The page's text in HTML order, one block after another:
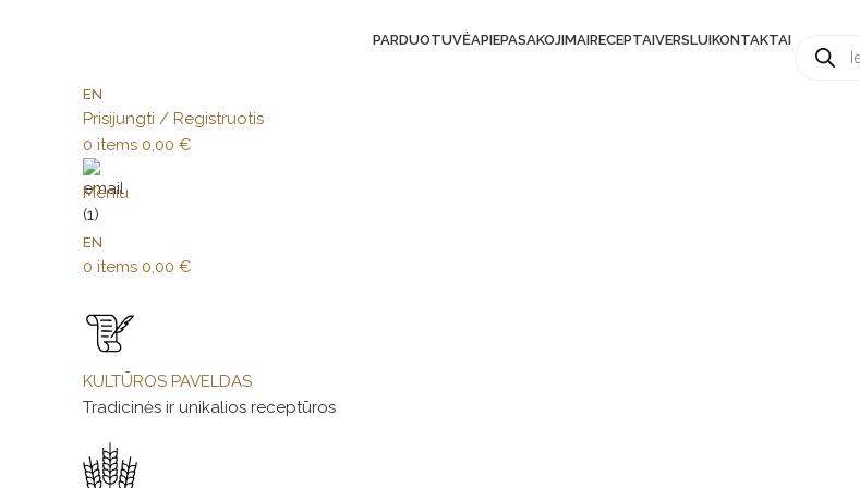
PARDUOTUVĖAPIEPASAKOJIMAIRECEPTAIVERSLUIKONTAKTAI
EN
Prisijungti / Registruotis
0 items 0,00 €
Meniu
EN
0 items 0,00 €
KULTŪROS PAVELDAS
Tradicinės ir unikalios receptūros